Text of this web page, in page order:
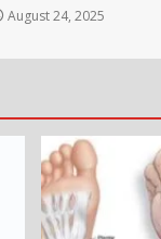
August 24, 2025